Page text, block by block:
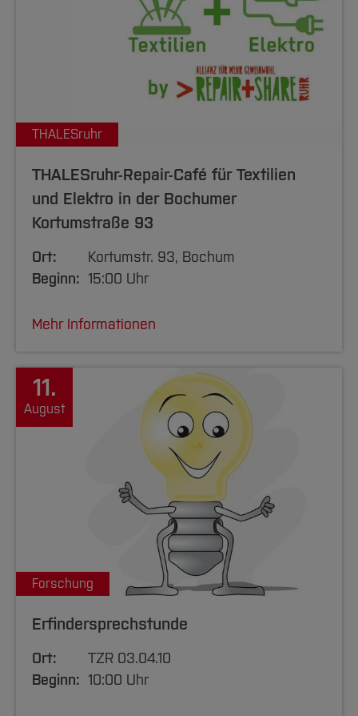
THALESruhr
THALESruhr-Repair-Café für Textilien
und Elektro in der Bochumer
Kortumstraße 93
Ort:
Kortumstr. 93, Bochum
Beginn: 15:00 Uhr
Mehr Informationen
Forschung
11.
August
Erfindersprechstunde
Ort:
TZR 03.04.10
Beginn: 10:00 Uhr